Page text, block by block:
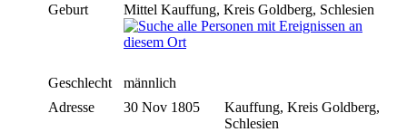
Geburt
Mittel Kauffung, Kreis Goldberg, Schlesien
Geschlecht
männlich
Adresse
30 Nov 1805
Kauffung, Kreis Goldberg,
Schlesien